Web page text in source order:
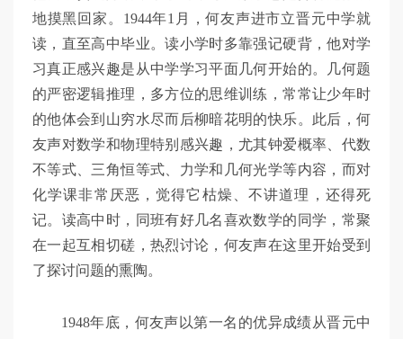
地摸黑回家。1944年1月，何友声进市立晋元中学就
读，直至高中毕业。读小学时多靠强记硬背，他对学
习真正感兴趣是从中学学习平面几何开始的。几何题
的严密逻辑推理，多方位的思维训练，常常让少年时
的他体会到山穷水尽而后柳暗花明的快乐。此后，何
友声对数学和物理特别感兴趣，尤其钟爱概率、代数
不等式、三角恒等式、力学和几何光学等内容，而对
化学课非常厌恶，觉得它枯燥、不讲道理，还得死
记。读高中时，同班有好几名喜欢数学的同学，常聚
在一起互相切磋，热烈讨论，何友声在这里开始受到
了探讨问题的熏陶。
1948年底，何友声以第一名的优异成绩从晋元中